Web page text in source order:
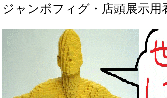
ジャンボフィグ・店頭展